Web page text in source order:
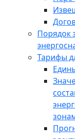
Порядок
Тарифы